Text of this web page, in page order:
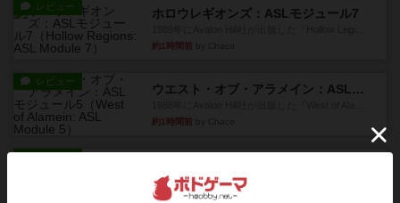
レビュー ホロウレギオンズ：ASLモジュール7
約1時間前
レビュー
ウエスト・オブ・アラメイン：ASLモジュール5
約1時間前
1987年にAvalon Hill社が出版した『Yanks』に付属
のマ...